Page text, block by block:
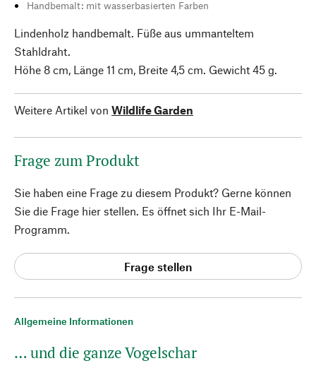
Allgemeine Informationen
… und die ganze Vogelschar
Handbemalt: mit wasserbasierten Farben
Lindenholz handbemalt. Füße aus ummanteltem
Stahldraht.
Höhe 8 cm, Länge 11 cm, Breite 4,5 cm. Gewicht 45 g.
Weitere Artikel von Wildlife Garden
Frage zum Produkt
Sie haben eine Frage zu diesem Produkt? Gerne können
Sie die Frage hier stellen. Es öffnet sich Ihr E-Mail-
Programm.
Frage stellen